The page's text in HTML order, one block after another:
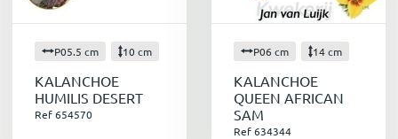
P05.5 cm 10 cm
KALANCHOE
HUMILIS DESERT
Ref 654570
P06 cm 14 cm
KALANCHOE
QUEEN AFRICAN
SAM
Ref 634344